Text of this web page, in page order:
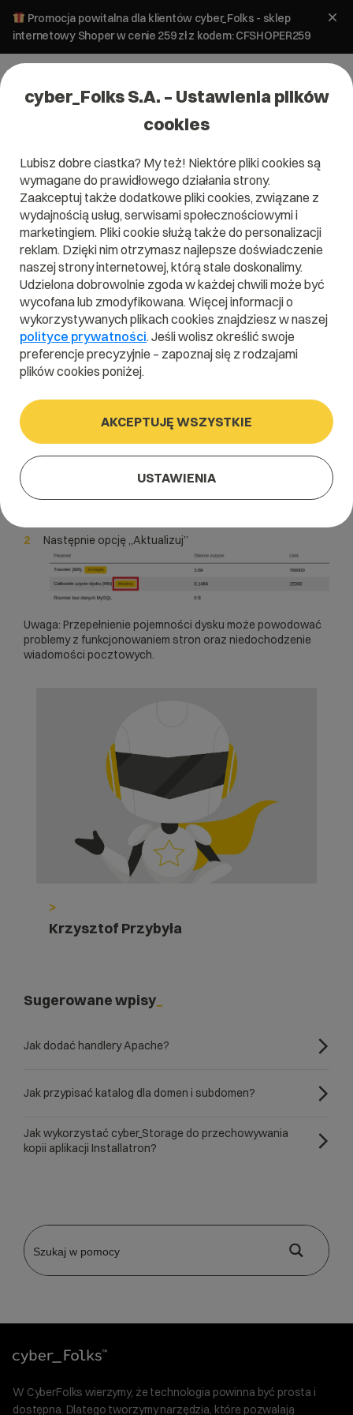
Promocja powitalna dla klientów cyber_Folks - sklep
internetowy Shoper w cenie 259 zł z kodem: CFSHOPER259
Pomoc»Serwery»Panel administracyjny»Jak jest liczone
miejsce na dysku?
Jak jest liczone miejsce na dysku?
Serwery Panel administracyjny
Pojemność serwera podzielona jest dynamicznie na pliki
stron, na pocztę i na bazy
MySQL . Suma daje
całkowitą pojemność konta.
Tak więc nie ma osobnego limitu na pojemność bazy.
Pojemność odświeża się co 24 godziny. Można odświeżyć
pojemność indywidualnie z poziomu panelu
administracyjnego.
serwera” w dziale Serwer
Następnie opcję „Aktualizuj”
Uwaga: Przepełnienie pojemności dysku może powodować
problemy z funkcjonowaniem stron oraz niedochodzenie
wiadomości pocztowych.
>
Krzysztof Przybyła
Sugerowane wpisy
Jak dodać handlery Apache?
Jak przypisać katalog dla domen i subdomen?
Jak wykorzystać cyber_Storage do przechowywania
kopii aplikacji Installatron?
W CyberFolks wierzymy, że technologia powinna być prosta i
dostępna. Dlatego tworzymy narzędzia, które pozwalają
cyber_Folks S.A. – Ustawienia plików
cookies
Lubisz dobre ciastka? My też! Niektóre pliki cookies są
wymagane do prawidłowego działania strony.
Zaakceptuj także dodatkowe pliki cookies, związane z
wydajnością usług, serwisami społecznościowymi i
marketingiem. Pliki cookie służą także do personalizacji
reklam. Dzięki nim otrzymasz najlepsze doświadczenie
naszej strony internetowej, którą stale doskonalimy.
Udzielona dobrowolnie zgoda w każdej chwili może być
wycofana lub zmodyfikowana. Więcej informacji o
wykorzystywanych plikach cookies znajdziesz w naszej
polityce prywatności. Jeśli wolisz określić swoje
preferencje precyzyjnie – zapoznaj się z rodzajami
plików cookies poniżej.
AKCEPTUJĘ WSZYSTKIE
USTAWIENIA